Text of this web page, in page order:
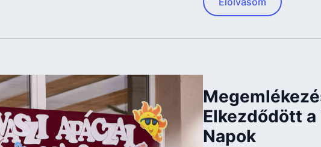
Elkezdődött a
Napok